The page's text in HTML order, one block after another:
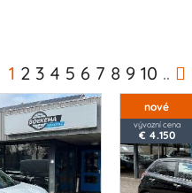
1 2 3 4 5 6 7 8 9 10 ..
nové
vývozní cena
€ 4.150